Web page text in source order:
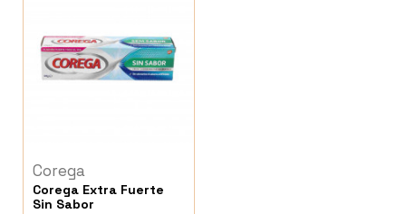
Corega
Corega Extra Fuerte
Sin Sabor